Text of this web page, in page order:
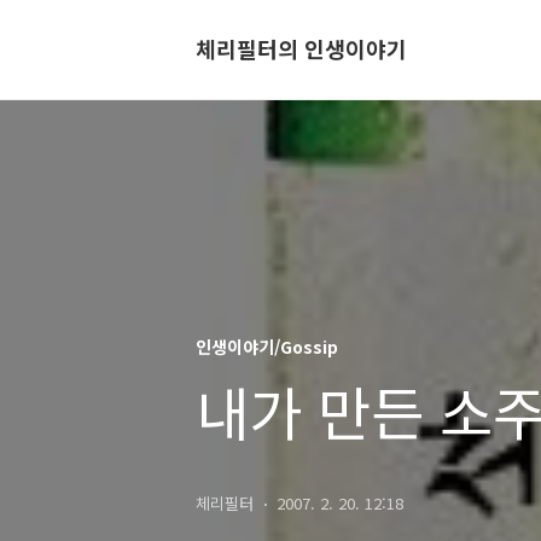
체리필터의 인생이야기
인생이야기/Gossip
내가 만든 소
체리필터 2007. 2. 20. 12:18